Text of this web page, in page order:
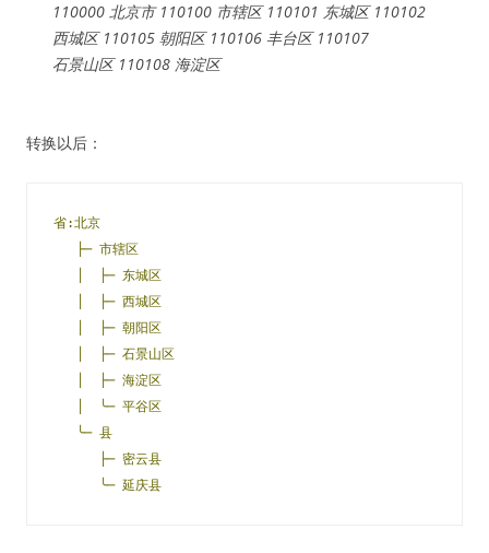
110000 北京市 110100 市辖区 110101 东城区 110102
西城区 110105 朝阳区 110106 丰台区 110107
石景山区 110108 海淀区
转换以后：
省:北京
├─ 市辖区
│  ├─ 东城区
│  ├─ 西城区
│  ├─ 朝阳区
│  ├─ 石景山区
│  ├─ 海淀区
│  ╰─ 平谷区
╰─ 县
├─ 密云县
╰─ 延庆县